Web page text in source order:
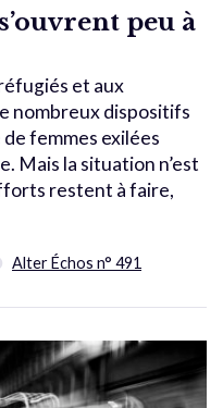
peu à
et aux
nombreux dispositifs
femmes exilées
Mais la situation n’est
restent à faire,
Alter Échos n° 491